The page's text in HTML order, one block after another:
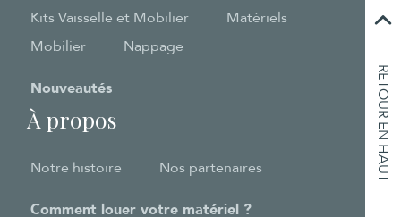
RETOUR EN HAUT
Kits Vaisselle et Mobilier
Matériels
Mobilier
Nappage
Nouveautés
À propos
Notre histoire Nos partenaires
Comment louer votre matériel ?